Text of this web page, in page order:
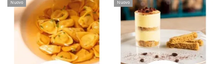
Nuovo Nuovo